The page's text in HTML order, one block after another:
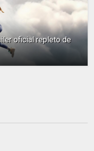
oficial repleto de